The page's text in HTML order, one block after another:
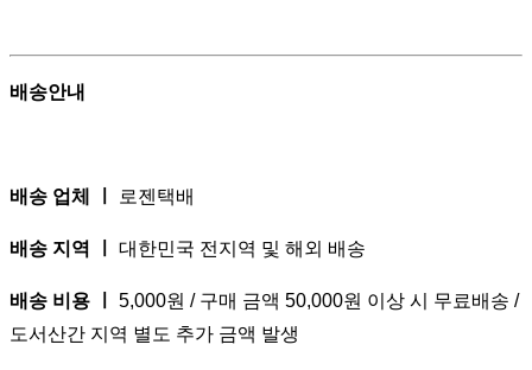
배송안내
배송 업체 ㅣ 로젠택배
배송 지역 ㅣ 대한민국 전지역 및 해외 배송
배송 비용 ㅣ
5,000원 / 구매 금액 50,000원 이상 시 무료배송 /
도서산간 지역 별도 추가 금액 발생